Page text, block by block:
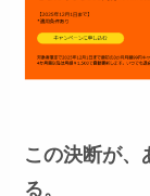
この決断が、
る。